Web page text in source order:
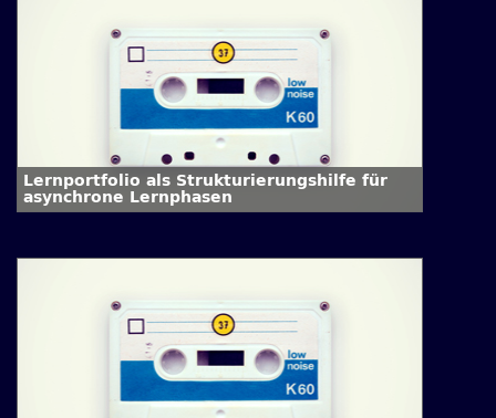
Lernportfolio als Strukturierungshilfe für
asynchrone Lernphasen